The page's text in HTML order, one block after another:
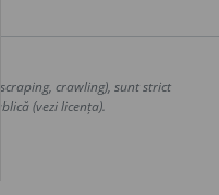
crawling), sunt strict
(vezi licența).